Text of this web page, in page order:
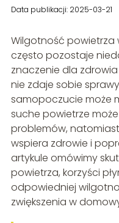
Data publikacji: 2025-03-21
Wilgotność powietrza
często pozostaje
znaczenie dla
nie zdaje sobie
samopoczucie może
suche powietrze
problemów,
wspiera zdrowie i
artykule omówimy
powietrza, korzyści
odpowiedniej
zwiększenia w